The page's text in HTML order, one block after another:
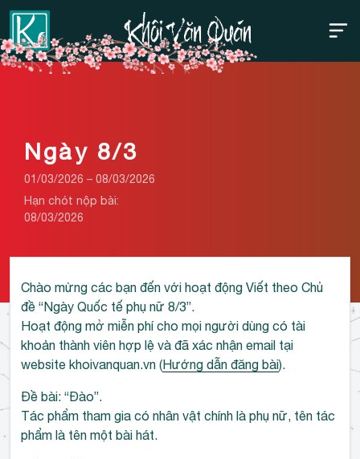
Bỏ
Thanh điều hướng trên
Ngày 8/3
01/03/2026 – 08/03/2026
Hạn chót nộp bài:
08/03/2026
Chào mừng các bạn đến với hoạt động Viết theo Chủ
đề “Ngày Quốc tế phụ nữ 8/3”.
Hoạt động mở miễn phí cho mọi người dùng có tài
khoản thành viên hợp lệ và đã xác nhận email tại
website khoivanquan.vn (Hướng dẫn đăng bài).
Đề bài: “Đào”.
Tác phẩm tham gia có nhân vật chính là phụ nữ, tên tác
phẩm là tên một bài hát.